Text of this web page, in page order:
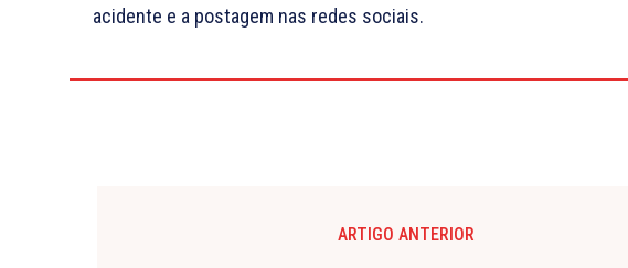
acidente e a postagem nas redes sociais.
ARTIGO ANTERIOR